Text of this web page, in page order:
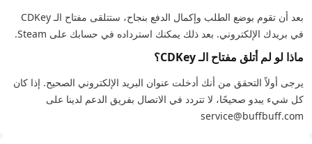
بعد أن تقوم بوضع الطلب وإكمال الدفع بنجاح، ستتلقى مفتاح الـ CDKey
في بريدك الإلكتروني. بعد ذلك يمكنك استرداده في حسابك على Steam.
ماذا لو لم أتلق مفتاح الـ CDKey؟
يرجى أولاً التحقق من أنك أدخلت عنوان البريد الإلكتروني الصحيح. إذا كان
كل شيء يبدو صحيحًا، لا تتردد في الاتصال بفريق الدعم لدينا على
service@buffbuff.com